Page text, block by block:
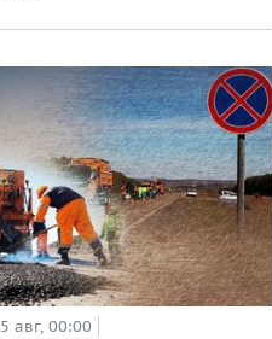
авг, 00:00